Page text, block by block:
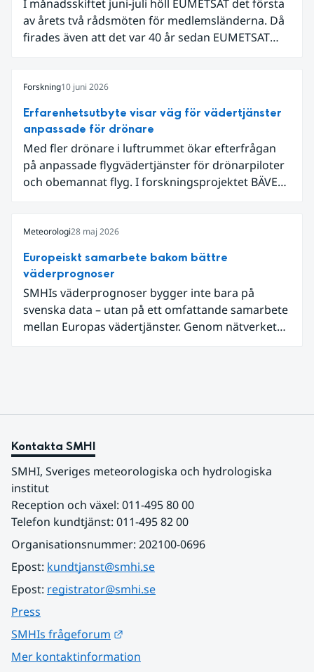
I månadsskiftet juni-juli höll EUMETSAT det första
av årets två rådsmöten för medlemsländerna. Då
firades även att det var 40 år sedan EUMETSAT
nu vuxit till ett internationellt samarbete som
både driver teknikutveckling och skapar
samhällsnytta genom meteorologiska satellitdata.
Forskning10 juni 2026
Erfarenhetsutbyte visar väg för vädertjänster
anpassade för drönare
Med fler drönare i luftrummet ökar efterfrågan
på anpassade flygvädertjänster för drönarpiloter
och obemannat flyg. I forskningsprojektet BÄVER
som möter dessa behov. Drygt halvvägs in i
projektet har projektets intressenter samlats för
en andra workshop som gav värdefulla insikter.
Meteorologi28 maj 2026
Europeiskt samarbete bakom bättre
väderprognoser
SMHIs väderprognoser bygger inte bara på
svenska data – utan på ett omfattande samarbete
mellan Europas vädertjänster. Genom nätverket
Kontakta SMHI
SMHI, Sveriges meteorologiska och hydrologiska
institut
Reception och växel: 011-495 80 00
Telefon kundtjänst: 011-495 82 00
Organisationsnummer: 202100-0696
Epost: kundtjanst@smhi.se
Epost: registrator@smhi.se
Press
SMHIs frågeforum
Mer kontaktinformation